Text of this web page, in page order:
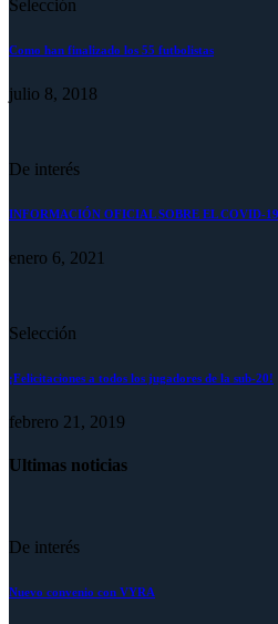
Selección
Como han finalizado los 55 futbolistas
julio 8, 2018
De interés
INFORMACIÓN OFICIAL SOBRE EL COVID-
enero 6, 2021
Selección
¡Felicitaciones a todos los jugadores de la sub-20!
febrero 21, 2019
Ultimas noticias
De interés
Nuevo convenio con VYRA